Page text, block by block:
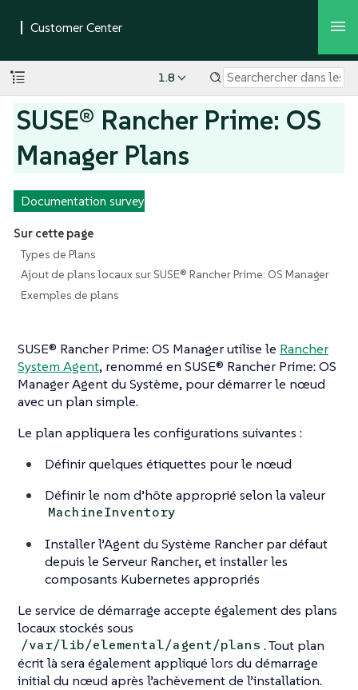
1.8
SUSE® Rancher Prime: OS
Manager Plans
Documentation survey
Sur cette page
Types de Plans
Ajout de plans locaux sur SUSE® Rancher Prime: OS Manager
Exemples de plans
SUSE® Rancher Prime: OS Manager utilise le Rancher
System Agent, renommé en SUSE® Rancher Prime: OS
Manager Agent du Système, pour démarrer le nœud
avec un plan simple.
Le plan appliquera les configurations suivantes :
Définir quelques étiquettes pour le nœud
Définir le nom d’hôte approprié selon la valeur
MachineInventory
Installer l’Agent du Système Rancher par défaut
depuis le Serveur Rancher, et installer les
composants Kubernetes appropriés
Le service de démarrage accepte également des plans
locaux stockés sous
/var/lib/elemental/agent/plans . Tout plan
écrit là sera également appliqué lors du démarrage
initial du nœud après l’achèvement de l’installation.